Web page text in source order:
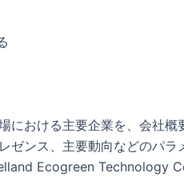
おける主要企業を、会社概
ゼンス、主要動向などのパラ
Ecogreen Technology